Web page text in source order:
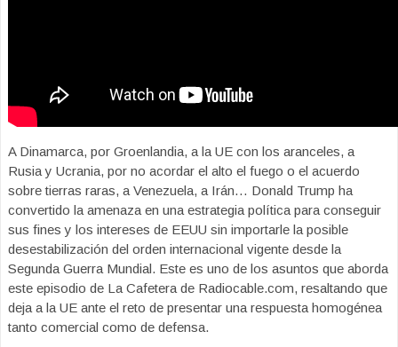
A Dinamarca, por Groenlandia, a la UE con los aranceles, a
Rusia y Ucrania, por no acordar el alto el fuego o el acuerdo
sobre tierras raras, a Venezuela, a Irán… Donald Trump ha
convertido la amenaza en una estrategia política para conseguir
sus fines y los intereses de EEUU sin importarle la posible
desestabilización del orden internacional vigente desde la
Segunda Guerra Mundial. Este es uno de los asuntos que aborda
este episodio de La Cafetera de Radiocable.com, resaltando que
deja a la UE ante el reto de presentar una respuesta homogénea
tanto comercial como de defensa.